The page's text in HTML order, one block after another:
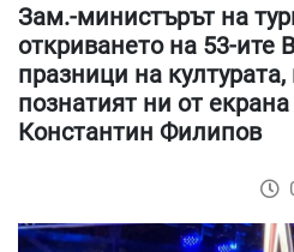
Зам.-министърът на
откриването на 53-ите
празници на
познатият ни от
Константин Филипов